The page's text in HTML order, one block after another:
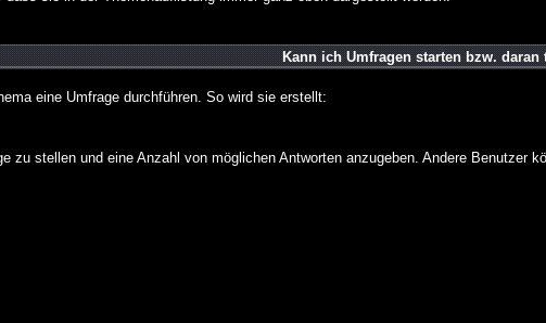
Kann ich Umfragen starten bzw. daran
eine Umfrage durchführen. So wird sie erstellt:
zu stellen und eine Anzahl von möglichen Antworten anzugeben. Andere